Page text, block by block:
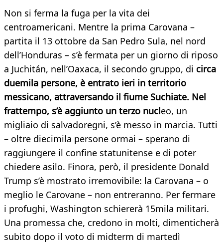
Non si ferma la fuga per la vita dei
centroamericani. Mentre la prima Carovana –
partita il 13 ottobre da San Pedro Sula, nel nord
dell’Honduras – s’è fermata per un giorno di riposo
a Juchitán, nell’Oaxaca, il secondo gruppo, di circa
duemila persone, è entrato ieri in territorio
messicano, attraversando il fiume Suchiate. Nel
frattempo, s’è aggiunto un terzo nucleo, un
migliaio di salvadoregni, s’è messo in marcia. Tutti
– oltre diecimila persone ormai – sperano di
raggiungere il confine statunitense e di poter
chiedere asilo. Finora, però, il presidente Donald
Trump s’è mostrato irremovibile: la Carovana – o
meglio le Carovane – non entreranno. Per fermare
i profughi, Washington schiererà 15mila militari.
Una promessa che, credono in molti, dimenticherà
subito dopo il voto di midterm di martedì